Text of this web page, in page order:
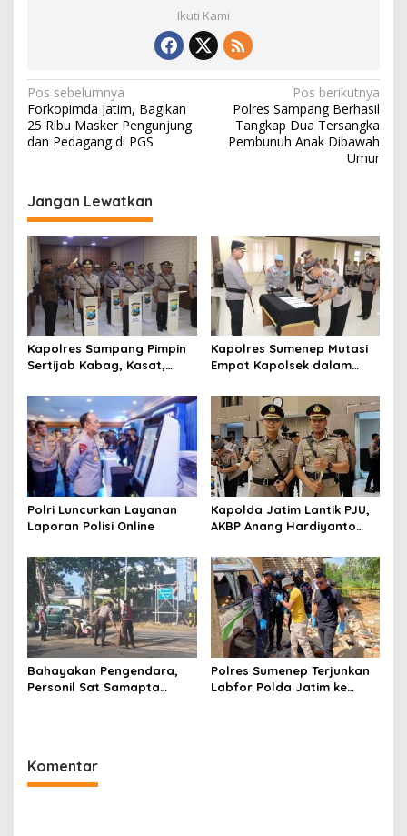
Ikuti Kami
N
a
v
g
a
s
i
p
o
s
Pos sebelumnya
Forkopimda Jatim, Bagikan
25 Ribu Masker Pengunjung
dan Pedagang di PGS
Pos berikutnya
Polres Sampang Berhasil
Tangkap Dua Tersangka
Pembunuh Anak Dibawah
Umur
Jangan Lewatkan
Kapolres Sampang Pimpin
Sertijab Kabag, Kasat,
Kapolres Sumenep Mutasi
Empat Kapolsek dalam
Polri Luncurkan Layanan
Laporan Polisi Online
Kapolda Jatim Lantik PJU,
AKBP Anang Hardiyanto
Bahayakan Pengendara,
Personil Sat Samapta
Polres Sumenep Terjunkan
Labfor Polda Jatim ke
Komentar